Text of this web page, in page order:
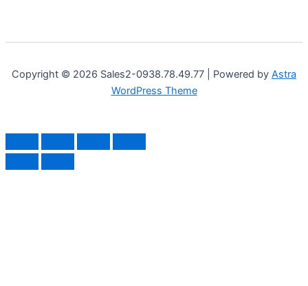
Copyright © 2026 Sales2-0938.78.49.77 | Powered by Astra
WordPress Theme